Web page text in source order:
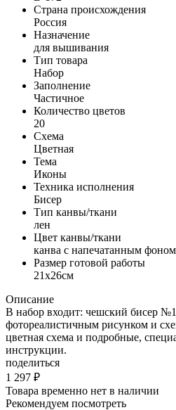
Страна происхождения
Россия
Назначение
для вышивания
Тип товара
Набор
Заполнение
Частичное
Количество цветов
20
Схема
Цветная
Тема
Иконы
Техника исполнения
Бисер
Тип канвы/ткани
лен
Цвет канвы/ткани
канва с напечатанным фоном
Размер готовой работы
21x26см
Описание
В набор входит: чешский бисер
фотореалистичным рисунком и
цветная схема и подробные,
инструкции.
поделиться
1 297 ₽
Товара временно нет в наличии
Рекомендуем посмотреть